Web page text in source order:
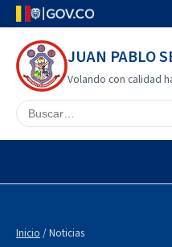
JUAN PABLO
Volando con calidad
Buscar en el sitio
Inicio / Noticias